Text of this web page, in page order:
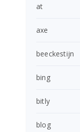
at
axe
beeckestijn
bing
bitly
blog